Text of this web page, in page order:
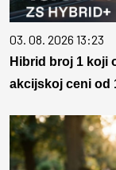
03. 08. 2026 13:23
Hibrid broj 1 koji
akcijskoj ceni od